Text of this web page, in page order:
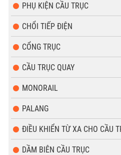
PHỤ KIỆN CẦU TRỤC
CHỔI TIẾP ĐIỆN
CỔNG TRỤC
CẦU TRỤC QUAY
MONORAIL
PALANG
ĐIỀU KHIỂN TỪ XA CHO CẦU
DẦM BIÊN CẦU TRỤC